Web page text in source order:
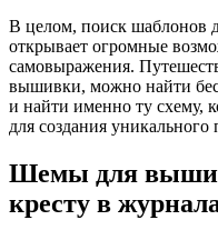
В целом, поиск шаблонов
открывает огромные
самовыражения.
вышивки, можно найти
и найти именно ту схему,
для создания уникального
Шемы для
кресту в